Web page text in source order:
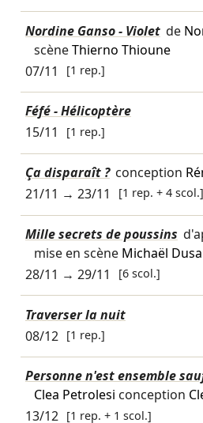
Nordine Ganso - Violet de
scèneThierno Thioune
07/11
[1 rep.]
Féfé - Hélicoptère
15/11
[1 rep.]
Ça disparaît ? conception
21/11 → 23/11 [1 rep. + 4 scol.]
Mille secrets de poussins
mise en scène Michaël
28/11 → 29/11 [6 scol.]
Traverser la nuit
08/12 [1 rep.]
Personne n'est ensemble
Clea Petrolesi conception
13/12 [1 rep. + 1 scol.]